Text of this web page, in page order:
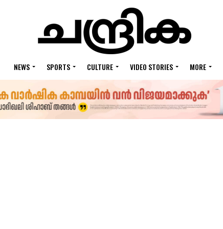
NEWS SPORTS CULTURE VIDEO STORIES MORE